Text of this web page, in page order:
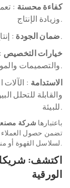
كفاءة محسنة :
وزيادة الإنتاج.
ضمان الجودة: إنتاج متسق للأكواب المقاومة للتسرب والمتينة.
خيارات التخصيص
والتصميمات والمواد.
الاستدامة : الآلات
والقابلة للتحلل
للبيئة.
باعتبارها شركة مصنعة
تضمن حصول العملاء
لسلاسل القهوة أو منافذ الوجبات السريعة أو إدارة الفعاليات.
اكتشف: شريكك
الورقية